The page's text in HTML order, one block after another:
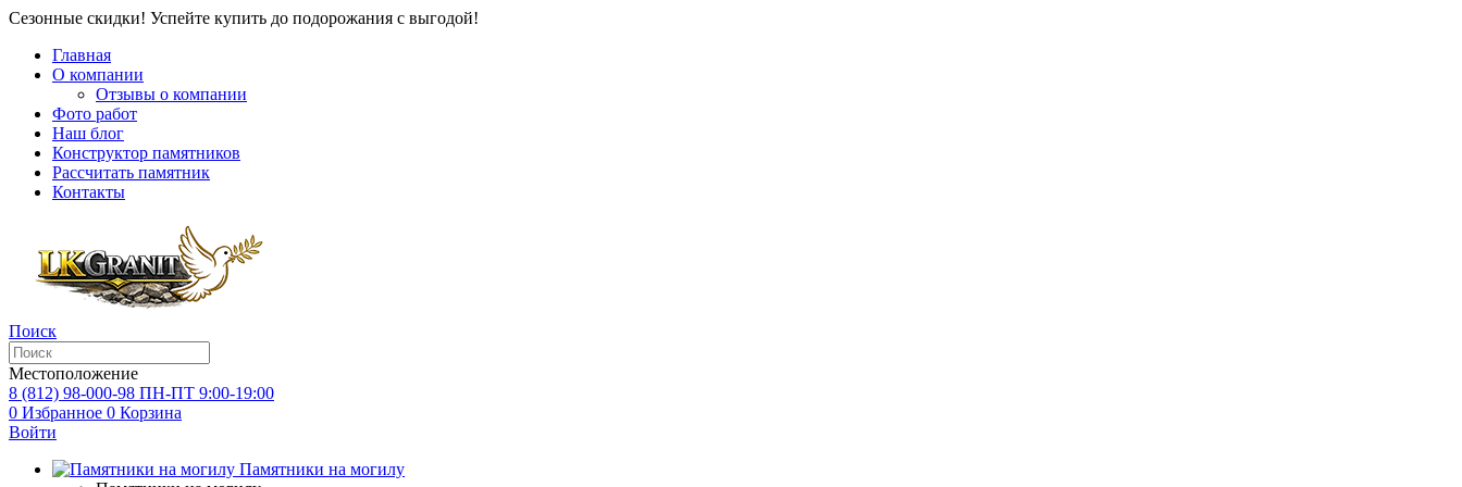
Сезонные скидки! Успейте купить до подорожания с выгодой!
Главная
О компании
Отзывы о компании
Фото работ
Наш блог
Конструктор памятников
Рассчитать памятник
Контакты
Поиск
Местоположение
8 (812) 98-000-98 ПН-ПТ 9:00-19:00
0 Избранное 0 Корзина
Войти
Памятники на могилу